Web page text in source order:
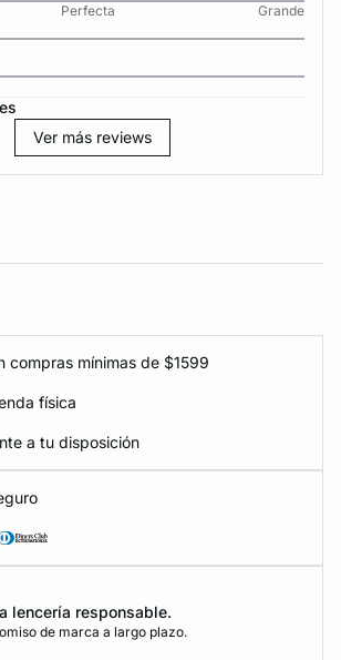
Perfecta
Grande
Ver más reviews
compras mínimas de $1599
física
a tu disposición
lencería responsable.
de marca a largo plazo.